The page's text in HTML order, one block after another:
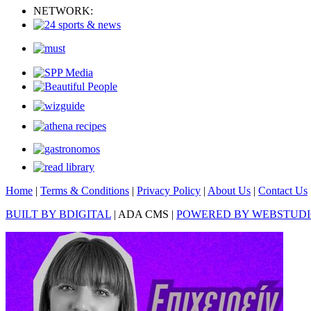
NETWORK:
Home | Terms & Conditions | Privacy Policy | About Us | Contact Us
BUILT BY BDIGITAL | ADA CMS | POWERED BY